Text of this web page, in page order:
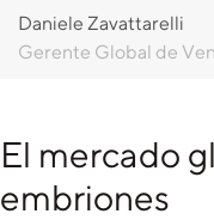
Daniele Zavattarelli
Gerente Global de
El mercado
embriones